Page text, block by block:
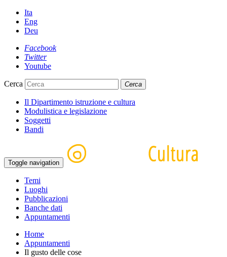
Ita
Eng
Deu
Facebook
Twitter
Youtube
Cerca Cerca
Il Dipartimento istruzione e cultura
Modulistica e legislazione
Soggetti
Bandi
Toggle navigation
Temi
Luoghi
Pubblicazioni
Banche dati
Appuntamenti
Home
Appuntamenti
Il gusto delle cose